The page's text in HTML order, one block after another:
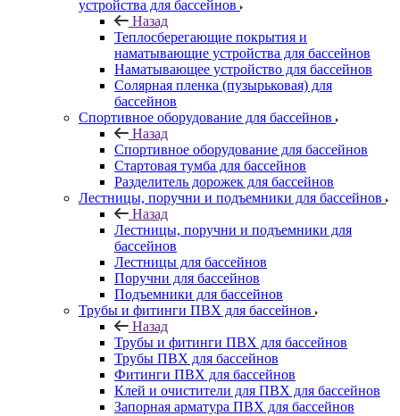
устройства для бассейнов
Назад
Теплосберегающие покрытия и
наматывающие устройства для бассейнов
Наматывающее устройство для бассейнов
Солярная пленка (пузырьковая) для
бассейнов
Спортивное оборудование для бассейнов
Назад
Спортивное оборудование для бассейнов
Стартовая тумба для бассейнов
Разделитель дорожек для бассейнов
Лестницы, поручни и подъемники для бассейнов
Назад
Лестницы, поручни и подъемники для
бассейнов
Лестницы для бассейнов
Поручни для бассейнов
Подъемники для бассейнов
Трубы и фитинги ПВХ для бассейнов
Назад
Трубы и фитинги ПВХ для бассейнов
Трубы ПВХ для бассейнов
Фитинги ПВХ для бассейнов
Клей и очистители для ПВХ для бассейнов
Запорная арматура ПВХ для бассейнов